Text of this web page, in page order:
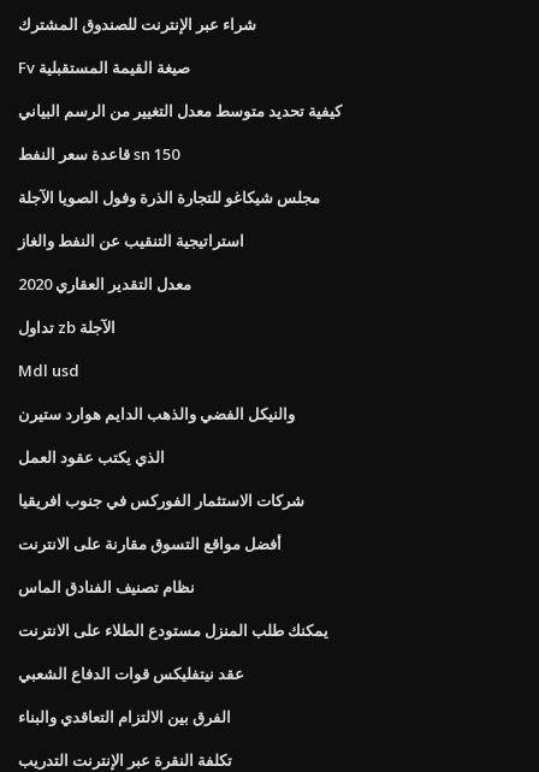
شراء عبر الإنترنت للصندوق المشترك
Fv صيغة القيمة المستقبلية
كيفية تحديد متوسط ​​معدل التغيير من الرسم البياني
قاعدة سعر النفط sn 150
مجلس شيكاغو للتجارة الذرة وفول الصويا الآجلة
استراتيجية التنقيب عن النفط والغاز
معدل التقدير العقاري 2020
تداول zb الآجلة
Mdl usd
والنيكل الفضي والذهب الدايم هوارد ستيرن
الذي يكتب عقود العمل
شركات الاستثمار الفوركس في جنوب افريقيا
أفضل مواقع التسوق مقارنة على الانترنت
نظام تصنيف الفنادق الماس
يمكنك طلب المنزل مستودع الطلاء على الانترنت
عقد نيتفليكس قوات الدفاع الشعبي
الفرق بين الالتزام التعاقدي والبناء
تكلفة النقرة عبر الإنترنت التدريب